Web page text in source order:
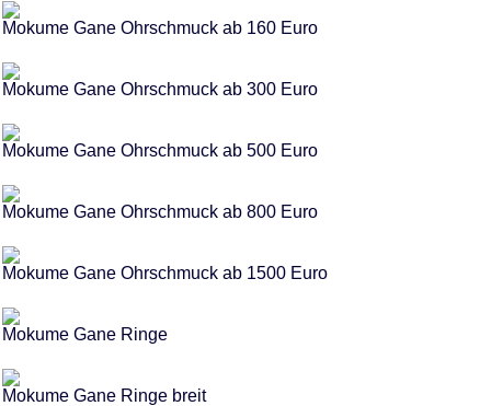
Mokume Gane Ohrschmuck ab 160 Euro
Mokume Gane Ohrschmuck ab 300 Euro
Mokume Gane Ohrschmuck ab 500 Euro
Mokume Gane Ohrschmuck ab 800 Euro
Mokume Gane Ohrschmuck ab 1500 Euro
Mokume Gane Ringe
Mokume Gane Ringe breit